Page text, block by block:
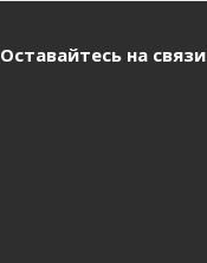
Оставайтесь на связи